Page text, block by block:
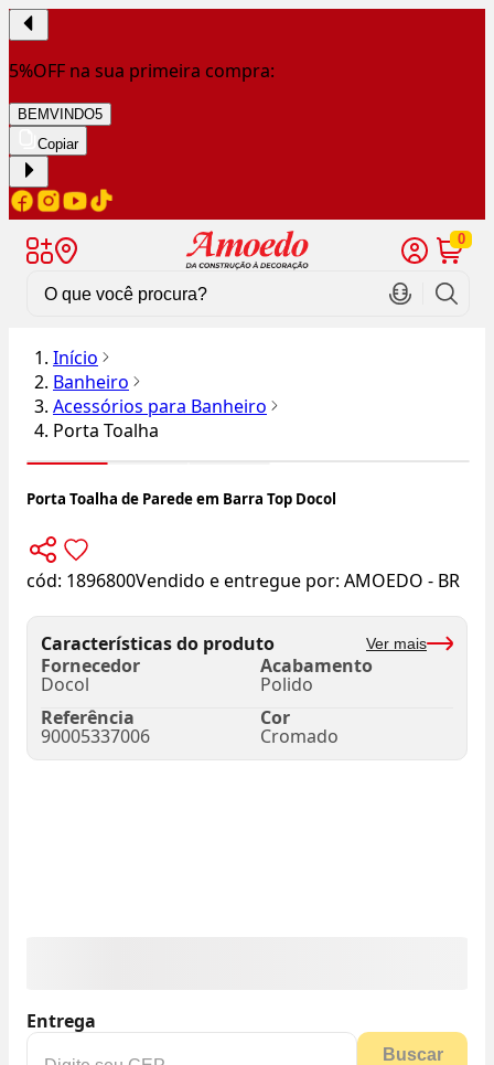
5%OFF na sua primeira compra:
BEMVINDO5
Copiar
0
Início
Banheiro
Acessórios para Banheiro
Porta Toalha
Porta Toalha de Parede em Barra Top Docol
cód: 1896800Vendido e entregue por: AMOEDO - BR
Características do produto Ver mais
Fornecedor
Docol
Acabamento
Polido
Referência
90005337006
Cor
Cromado
Entrega
Buscar